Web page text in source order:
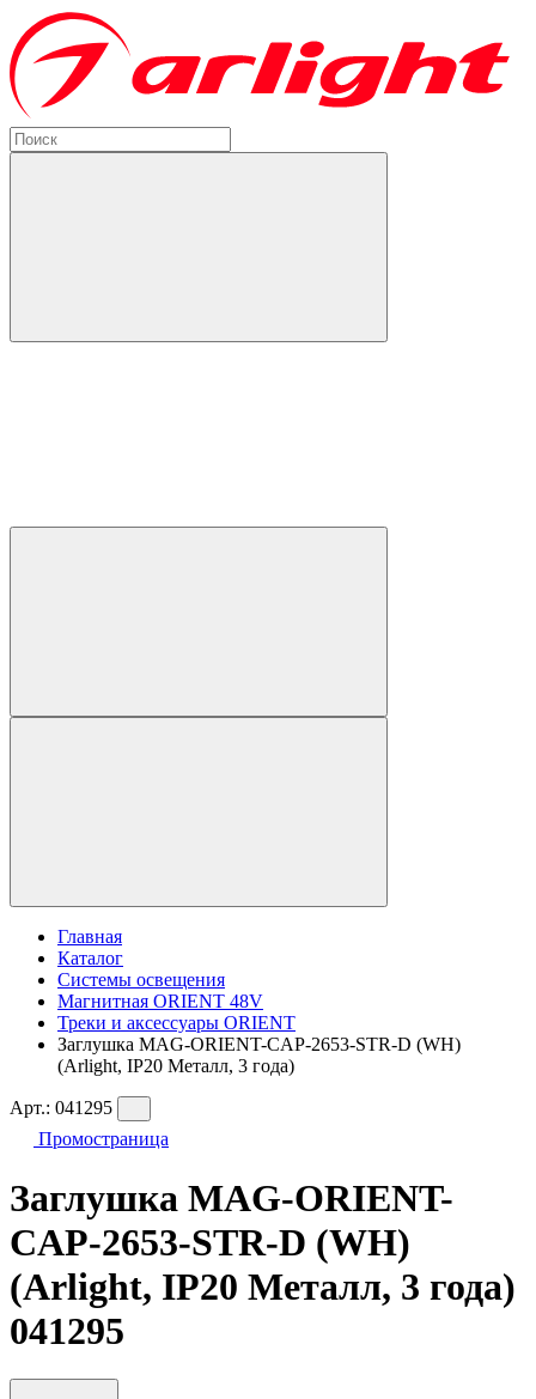
Главная
Каталог
Системы освещения
Магнитная ORIENT 48V
Треки и аксессуары ORIENT
Заглушка MAG-ORIENT-CAP-2653-STR-D (WH)
(Arlight, IP20 Металл, 3 года)
Арт.: 041295
Промостраница
Заглушка MAG-ORIENT-
CAP-2653-STR-D (WH)
(Arlight, IP20 Металл, 3 года)
041295